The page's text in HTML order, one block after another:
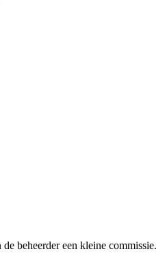
beheerder een kleine commissie.